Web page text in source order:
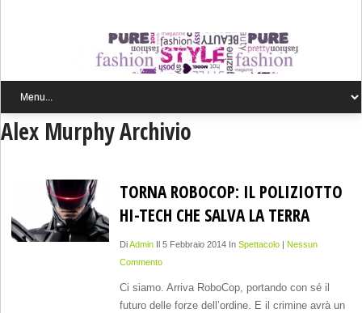
Alex Murphy Archivio
TORNA ROBOCOP: IL POLIZIOTTO
HI-TECH CHE SALVA LA TERRA
DiAdminIl 5 Febbraio 2014 In Spettacolo| Nessun
Commento
Ci siamo. Arriva RoboCop, portando con sé il
futuro delle forze dell’ordine. E il crimine avrà un